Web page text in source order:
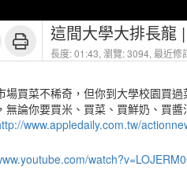
這間大學大排長龍
長度: 01:43, 瀏覽: 3094, 最近修
場買菜不稀奇，但你到大學校園買
無論你要買米、買菜、買鮮奶、買
www.appledaily.com.tw/